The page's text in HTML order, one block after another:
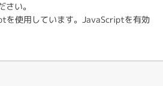
い。
を使用しています。JavaScriptを有効